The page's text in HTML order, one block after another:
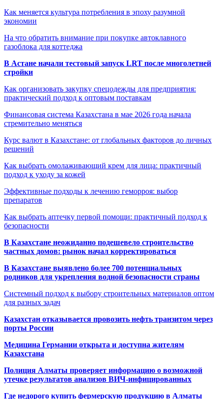
Как меняется культура потребления в эпоху разумной
экономии
На что обратить внимание при покупке автоклавного
газоблока для коттеджа
В Астане начали тестовый запуск LRT после многолетней
стройки
Как организовать закупку спецодежды для предприятия:
практический подход к оптовым поставкам
Финансовая система Казахстана в мае 2026 года начала
стремительно меняться
Курс валют в Казахстане: от глобальных факторов до личных
решений
Как выбрать омолаживающий крем для лица: практичный
подход к уходу за кожей
Эффективные подходы к лечению геморроя: выбор
препаратов
Как выбрать аптечку первой помощи: практичный подход к
безопасности
В Казахстане неожиданно подешевело строительство
частных домов: рынок начал корректироваться
В Казахстане выявлено более 700 потенциальных
родников для укрепления водной безопасности страны
Системный подход к выбору строительных материалов оптом
для разных задач
Казахстан отказывается провозить нефть транзитом через
порты России
Медицина Германии открыта и доступна жителям
Казахстана
Полиция Алматы проверяет информацию о возможной
утечке результатов анализов ВИЧ-инфицированных
Где недорого купить фермерскую продукцию в Алматы